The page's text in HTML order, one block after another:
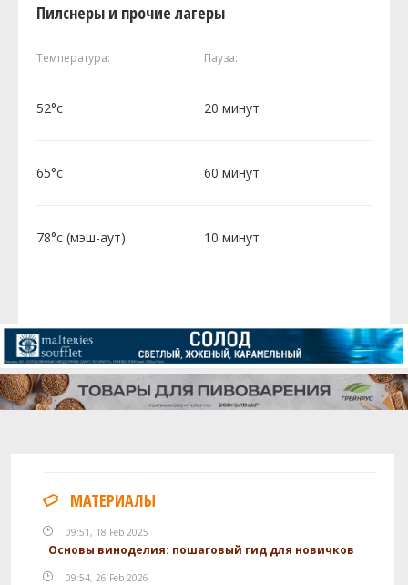
Пилснеры и прочие лагеры
Температура: Пауза:
52°c 20 минут
65°c 60 минут
78°c (мэш-аут) 10 минут
МАТЕРИАЛЫ
09:51, 18 Feb 2025
Основы виноделия: пошаговый гид для новичков
09:54, 26 Feb 2026